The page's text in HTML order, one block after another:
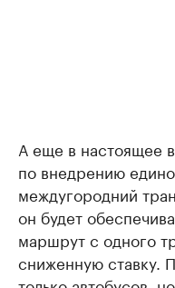
А еще в настоящее
по внедрению
междугородний
он будет
маршрут с одного
сниженную ставку.